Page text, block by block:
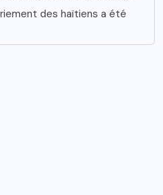
des haïtiens a été